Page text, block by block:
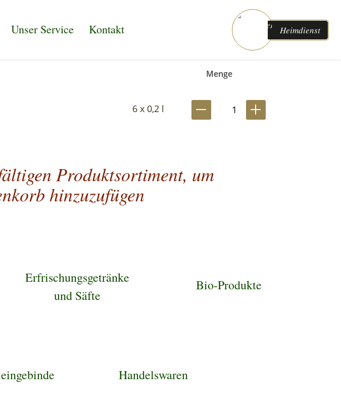
Unser Service Kontakt Heimdienst
Menge
6 x 0,2 l
Produktsortiment, um
hinzuzufügen
Erfrischungsgetränke
und Säfte
Bio-Produkte
Handelswaren